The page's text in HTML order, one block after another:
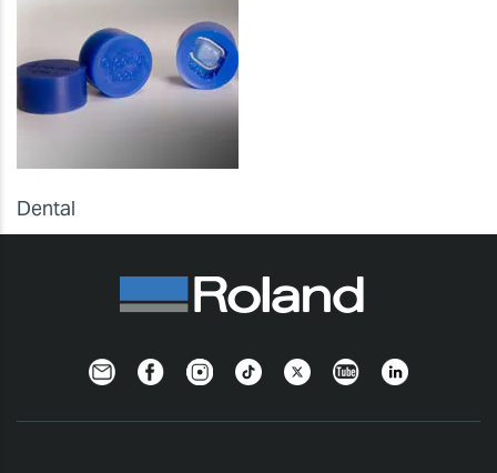
Dental
NewsletterFacebookInstagramTikTokTwitterYouTubeLinkedin